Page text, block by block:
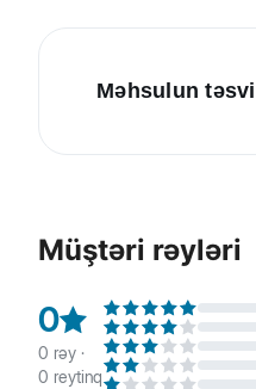
Məhsulun
dişləri üçün
Müştəri rəyləri
0
0 rəy ·
0 reytinq